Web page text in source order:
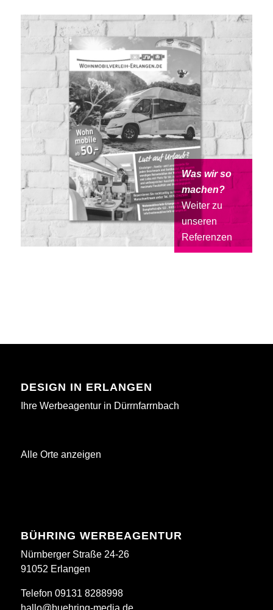
Was wir so
machen?
Weiter zu
unseren
Referenzen
DESIGN IN ERLANGEN
Ihre Werbeagentur in Dürrnfarrnbach
Alle Orte anzeigen
BÜHRING WERBEAGENTUR
Nürnberger Straße 24-26
91052 Erlangen
Telefon 09131 8288998